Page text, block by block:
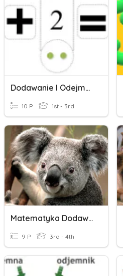
Dodawanie I Odejmowanie
10 P 1st - 3rd
Matematyka Dodawanie I Odejmowanie W Pamięci
9 P 3rd - 4th